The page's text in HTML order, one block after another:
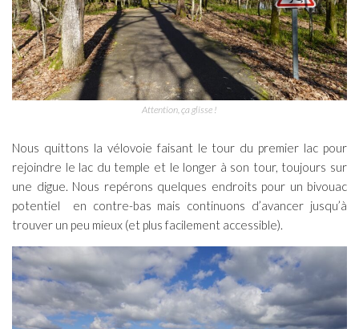
Attention, ça glisse !
Nous quittons la vélovoie faisant le tour du premier lac pour
rejoindre le lac du temple et le longer à son tour, toujours sur
une digue. Nous repérons quelques endroits pour un bivouac
potentiel en contre-bas mais continuons d’avancer jusqu’à
trouver un peu mieux (et plus facilement accessible).